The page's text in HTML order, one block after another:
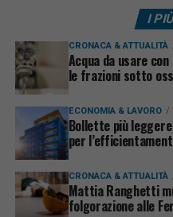
I
CRONACA & ATTUALITÀ
Acqua da usare
le frazioni sotto
ECONOMIA & LAVORO
Bollette più leggere
per
CRONACA & ATTUALITÀ
Mattia Ranghetti
folgorazione alle